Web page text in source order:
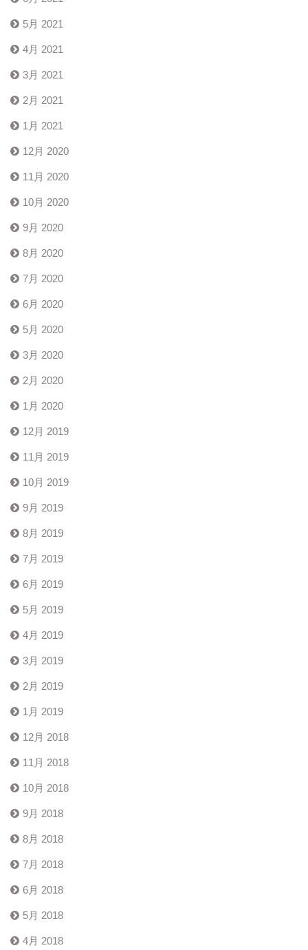
5月 2021
4月 2021
3月 2021
2月 2021
1月 2021
12月 2020
11月 2020
10月 2020
9月 2020
8月 2020
7月 2020
6月 2020
5月 2020
3月 2020
2月 2020
1月 2020
12月 2019
11月 2019
10月 2019
9月 2019
8月 2019
7月 2019
6月 2019
5月 2019
4月 2019
3月 2019
2月 2019
1月 2019
12月 2018
11月 2018
10月 2018
9月 2018
8月 2018
7月 2018
6月 2018
5月 2018
4月 2018